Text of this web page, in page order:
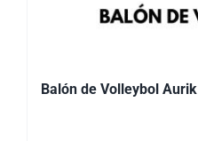
Balón de Volleybol Aurik